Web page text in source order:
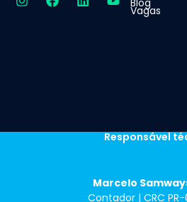
Vagas
Responsável
Marcelo
Contador | CRC PR-